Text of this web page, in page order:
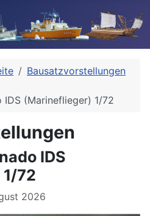
Bausatzvorstellungen
IDS (Marineflieger) 1/72
IDS
72
2026